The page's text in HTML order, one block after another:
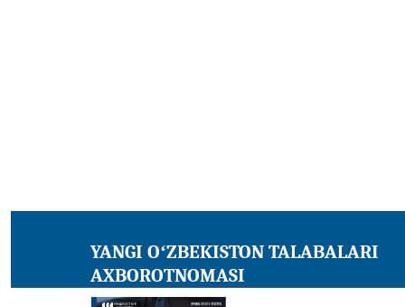
YANGI OʻZBEKISTON TALABALARI
AXBOROTNOMASI